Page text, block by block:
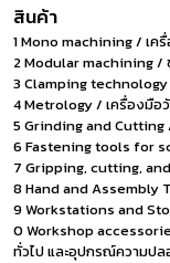
สินค้า
1 Mono machining / เค
2 Modular machining /
3 Clamping
4 Metrology / เครื่องมือ
5 Grinding and Cutting
6 Fastening tools for
7 Gripping, cutting,
8 Hand and Assembly
9 Workstations and
0 Workshop
ทั่วไป และอุปกรณ์ความป